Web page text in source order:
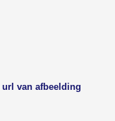
url van afbeelding